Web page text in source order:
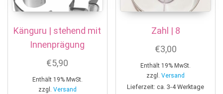
Känguru | stehend mit
Innenprägung
€5,90
Enthält 19% MwSt.
zzgl. Versand
Zahl | 8
€3,00
Enthält 19% MwSt.
zzgl.Versand
Lieferzeit: ca. 3-4 Werktage